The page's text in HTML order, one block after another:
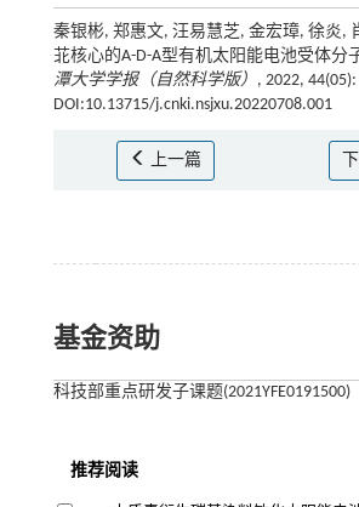
秦银彬, 郑惠文, 汪易慧芝, 金宏璋, 徐炎,
苝核心的A-D-A型有机太阳能电池受体分
潭大学学报（自然科学版） , 2022,
DOI:10.13715/j.cnki.nsjxu.20220708.001
上一篇
基金资助
科技部重点研发子课题(2021YFE0191500)